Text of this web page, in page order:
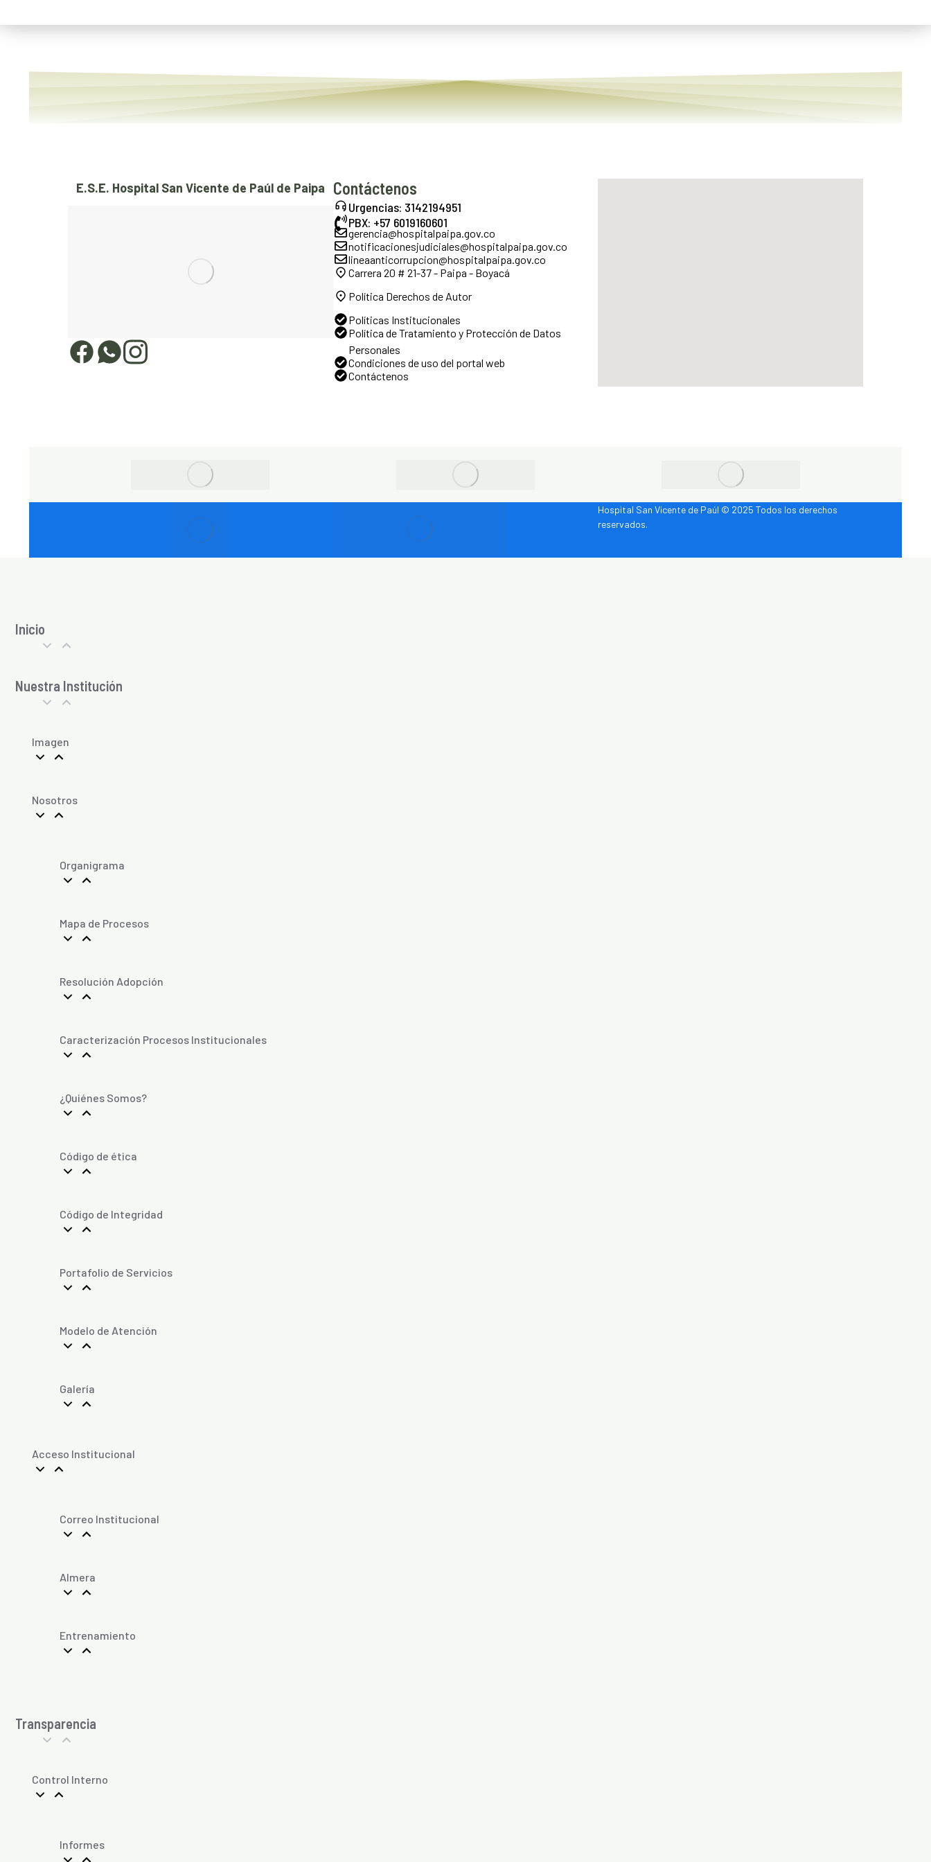
E.S.E. Hospital San Vicente de Paúl de Paipa Contáctenos
Urgencias: 3142194951
PBX: +57 6019160601
gerencia@hospitalpaipa.gov.co
notificacionesjudiciales@hospitalpaipa.gov.co
lineaanticorrupcion@hospitalpaipa.gov.co
Carrera 20 # 21-37 - Paipa - Boyacá
Política Derechos de Autor
Políticas Institucionales
Política de Tratamiento y Protección de Datos
Personales
Condiciones de uso del portal web
Contáctenos
Hospital San Vicente de Paúl © 2025 Todos los derechos
reservados.
Inicio
Nuestra Institución
Imagen
Nosotros
Organigrama
Mapa de Procesos
Resolución Adopción
Caracterización Procesos Institucionales
¿Quiénes Somos?
Código de ética
Código de Integridad
Portafolio de Servicios
Modelo de Atención
Galería
Acceso Institucional
Correo Institucional
Almera
Entrenamiento
Transparencia
Control Interno
Informes